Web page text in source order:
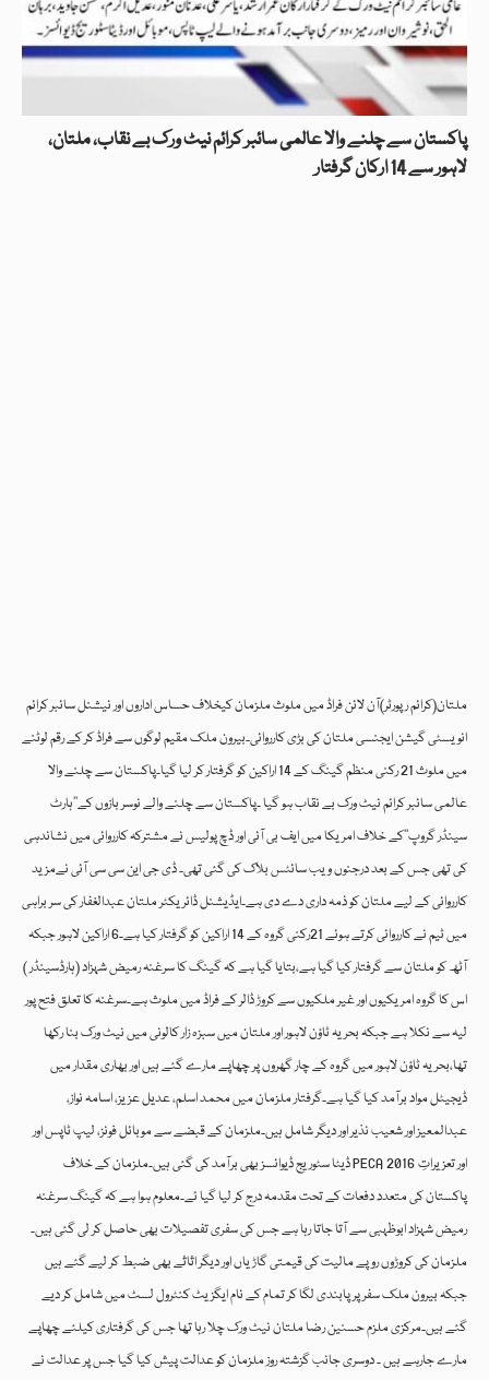
پاکستان سے چلنے والا عالمی سائبر کرائم نیٹ ورک بے نقاب، ملتان،
لاہور سے 14 ارکان گرفتار
ملتان(کرائم رپورٹر)آن لائن فراڈ میں ملوث ملزمان کیخلاف حساس اداروں اور نیشنل سائبر کرائم
انویسٹی گیشن ایجنسی ملتان کی بڑی کارروائی۔بیرون ملک مقیم لوگوں سے فراڈ کر کے رقم لوٹنے
میں ملوث 21 رکنی منظم گینگ کے 14 اراکین کو گرفتار کر لیا گیا۔پاکستان سے چلنے والا
عالمی سائبر کرائم نیٹ ورک بے نقاب ہو گیا ۔پاکستان سے چلنے والے نوسر بازوں کے’’ہارٹ
سینڈر گروپ‘‘کے خلاف امریکا میں ایف بی آئی اور ڈچ پولیس نے مشترکہ کارروائی میں نشاندہی
کی تھی جس کے بعد درجنوں ویب سائٹس بلاک کی گئی تھی۔ ڈی جی این سی سی آئی نےمزید
کارروائی کے لیے ملتان کو ذمہ داری دے دی ہے۔ایڈیشنل ڈائریکٹر ملتان عبدالغفار کی سر براہی
میں ٹیم نے کارروائی کرتے ہوئے 21رکنی گروہ کے 14 اراکین کو گرفتار کیا ہے۔6 اراکین لاہور جبکہ
آٹھ کو ملتان سے گرفتار کیا گیا ہے،بتایا گیا ہے کہ گینگ کا سرغنہ رمیض شہزاد (ہارڈسینڈر )
اس کا گروہ امریکیوں اور غیر ملکیوں سے کروڑ ڈالر کے فراڈ میں ملوث ہے۔سرغنہ کا تعلق فتح پور
لیہ سے نکلا ہے جبکہ بحریہ ٹاؤن لاہور اور ملتان میں سبزہ زار کالونی میں نیٹ ورک بنا رکھا
تھا،بحریہ ٹاؤن لاہور میں گروہ کے چار گھروں پر چھاپے مارے گئے ہیں اور بھاری مقدار میں
ڈیجیٹل مواد برآمد کیا گیا ہے۔گرفتار ملزمان میں محمد اسلم، عدیل عزیز، اسامہ نواز،
عبدالمعیز اور شعیب نذیر اور دیگر شامل ہیں۔ملزمان کے قبضے سے موبائل فونز، لیپ ٹاپس اور
ڈیٹا سٹوریج ڈیوائسز بھی برآمد کی گئی ہیں۔ملزمان کے خلاف PECA 2016 اور تعزیراتِ
پاکستان کی متعدد دفعات کے تحت مقدمہ درج کر لیا گیا ئے۔معلوم ہوا ہے کہ گینگ سرغنہ
رمیض شہزاد ابوظہبی سے آتا جاتا رہا ہے جس کی سفری تفصیلات بھی حاصل کر لی گئی ہیں۔
ملزمان کی کروڑوں روپے مالیت کی قیمتی گاڑیاں اور دیگر اثاثے بھی ضبط کر لیے گئے ہیں
جبکہ بیرون ملک سفر پر پابندی لگا کر تمام کے نام ایگزیٹ کنٹرول لسٹ میں شامل کر دیے
گئے ہیں۔مرکزی ملزم حسنین رضا ملتان نیٹ ورک چلا رہا تھا جس کی گرفتاری کیلئے چھاپے
مارے جارہے ہیں ۔ دوسری جانب گزشتہ روز ملزمان کو عدالت پیش کیا گیا جس پر عدالت نے